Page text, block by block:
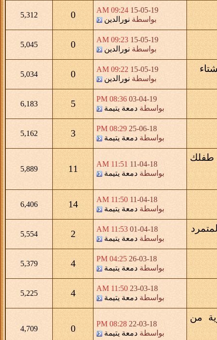
15-05-19
09:24 AM
بواسطة نورالدين 0
5,312
15-05-19
09:23 AM
بواسطة نورالدين 0
5,045
15-05-19
09:22 AM
بواسطة نورالدين 0
5,034
03-04-19
08:36 PM
بواسطة دمعة يتيمة 5
6,183
25-06-18
08:29 PM
بواسطة دمعة يتيمة 3
5,162
طفلك
11-04-18
11:51 AM
بواسطة دمعة يتيمة 11
5,889
11-04-18
11:50 AM
بواسطة دمعة يتيمة 14
6,406
01-04-18
11:53 AM
بواسطة دمعة يتيمة 2
5,554
26-03-18
04:25 PM
بواسطة دمعة يتيمة 4
5,379
23-03-18
11:50 AM
بواسطة دمعة يتيمة 4
5,225
من
22-03-18
08:28 PM
بواسطة دمعة يتيمة 0
4,709